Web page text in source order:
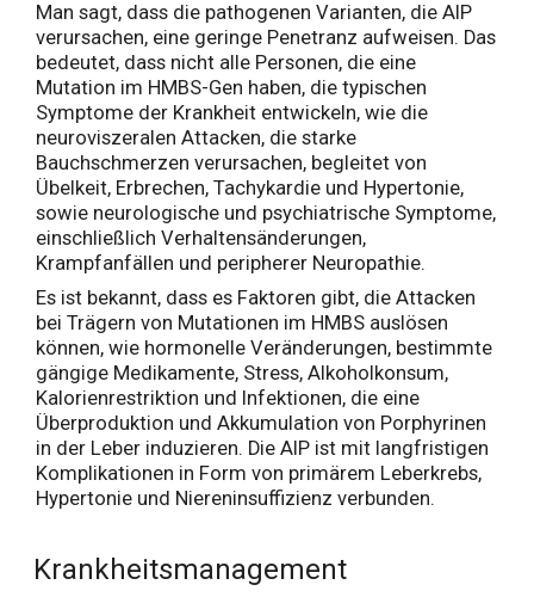
Man sagt, dass die pathogenen Varianten, die AIP
verursachen, eine geringe Penetranz aufweisen. Das
bedeutet, dass nicht alle Personen, die eine
Mutation im HMBS-Gen haben, die typischen
Symptome der Krankheit entwickeln, wie die
neuroviszeralen Attacken, die starke
Bauchschmerzen verursachen, begleitet von
Übelkeit, Erbrechen, Tachykardie und Hypertonie,
sowie neurologische und psychiatrische Symptome,
einschließlich Verhaltensänderungen,
Krampfanfällen und peripherer Neuropathie.
Es ist bekannt, dass es Faktoren gibt, die Attacken
bei Trägern von Mutationen im HMBS auslösen
können, wie hormonelle Veränderungen, bestimmte
gängige Medikamente, Stress, Alkoholkonsum,
Kalorienrestriktion und Infektionen, die eine
Überproduktion und Akkumulation von Porphyrinen
in der Leber induzieren. Die AIP ist mit langfristigen
Komplikationen in Form von primärem Leberkrebs,
Hypertonie und Niereninsuffizienz verbunden.
Krankheitsmanagement